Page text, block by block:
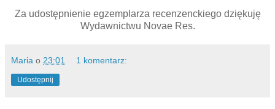
Za udostępnienie egzemplarza recenzenckiego dziękuję
Wydawnictwu Novae Res.
Maria o 23:01 1 komentarz:
Udostępnij